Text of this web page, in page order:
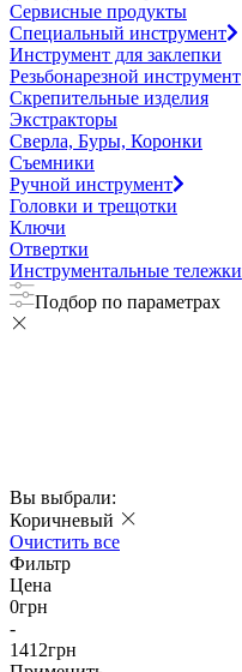
Сервисные продукты
Специальный инструмент
Инструмент для заклепки
Резьбонарезной инструмент
Скрепительные изделия
Экстракторы
Сверла, Буры, Коронки
Съемники
Ручной инструмент
Головки и трещотки
Ключи
Отвертки
Инструментальные тележки
Подбор по параметрах
Вы выбрали:
Коричневый
Очистить все
Фильтр
Цена
0грн
-
1412грн